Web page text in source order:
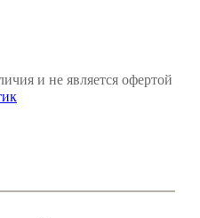
и не является офертой